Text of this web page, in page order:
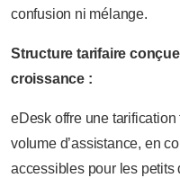
confusion ni mélange.
Structure tarifaire
croissance :
eDesk offre une
volume d’assistance, en
accessibles pour les